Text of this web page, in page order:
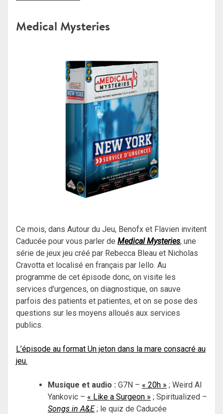
Medical Mysteries
Ce mois, dans Autour du Jeu, Benofx et Flavien invitent
Caducée pour vous parler de Medical Mysteries, une
série de jeux jeu créé par Rebecca Bleau et Nicholas
Cravotta et localisé en français par Iello. Au
programme de cet épisode donc, on visite les
services d’urgences, on diagnostique, on sauve
parfois des patients et patientes, et on se pose des
questions sur les moyens alloués aux services
publics.
L’épisode au format Un jeton dans la mare consacré au
jeu.
Musique et audio : G7N – « 20h » ; Weird Al
Yankovic – « Like a Surgeon » ; Spiritualized –
Songs in A&E; le quiz de Caducée